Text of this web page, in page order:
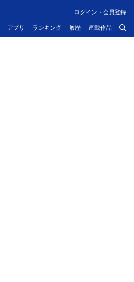
アプリ ランキング 履歴 連載作品
ログイン・会員登録